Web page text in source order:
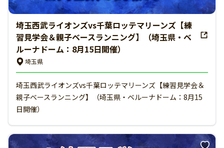
埼玉西武ライオンズvs千葉ロッテマリーンズ【練
習見学会＆親子ベースランニング】（埼玉県・ベ
ルーナドーム：8月15日開催）
埼玉県
埼玉西武ライオンズvs千葉ロッテマリーンズ【練習見学会＆
親子ベースランニング】（埼玉県・ベルーナドーム：8月15
日開催）